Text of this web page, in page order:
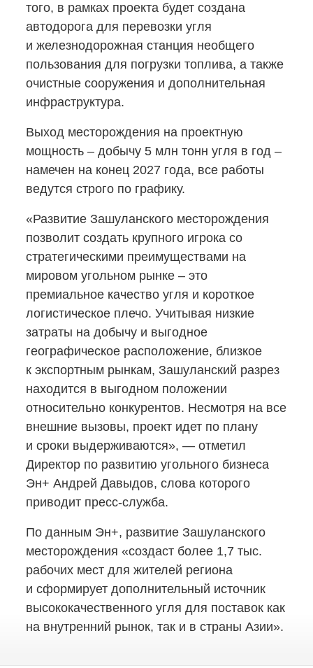
того, в рамках проекта будет создана
автодорога для перевозки угля
и железнодорожная станция необщего
пользования для погрузки топлива, а также
очистные сооружения и дополнительная
инфраструктура.
Выход месторождения на проектную
мощность – добычу 5 млн тонн угля в год –
намечен на конец 2027 года, все работы
ведутся строго по графику.
«Развитие Зашуланского месторождения
позволит создать крупного игрока со
стратегическими преимуществами на
мировом угольном рынке – это
премиальное качество угля и короткое
логистическое плечо. Учитывая низкие
затраты на добычу и выгодное
географическое расположение, близкое
к экспортным рынкам, Зашуланский разрез
находится в выгодном положении
относительно конкурентов. Несмотря на все
внешние вызовы, проект идет по плану
и сроки выдерживаются», — отметил
Директор по развитию угольного бизнеса
Эн+ Андрей Давыдов, слова которого
приводит пресс-служба.
По данным Эн+, развитие Зашуланского
месторождения «создаст более 1,7 тыс.
рабочих мест для жителей региона
и сформирует дополнительный источник
высококачественного угля для поставок как
на внутренний рынок, так и в страны Азии».